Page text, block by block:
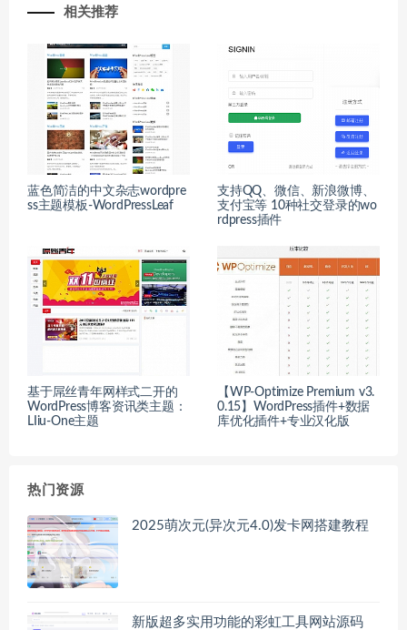
相关推荐
蓝色简洁的中文杂志wordpre
ss主题模板-WordPressLeaf
支持QQ、微信、新浪微博、
支付宝等 10种社交登录的wo
rdpress插件
基于屌丝青年网样式二开的
WordPress博客资讯类主题：
LIiu-One主题
【WP-Optimize Premium v3.
0.15】WordPress插件+数据
库优化插件+专业汉化版
热门资源
2025萌次元(异次元4.0)发卡网搭建教程
新版超多实用功能的彩虹工具网站源码